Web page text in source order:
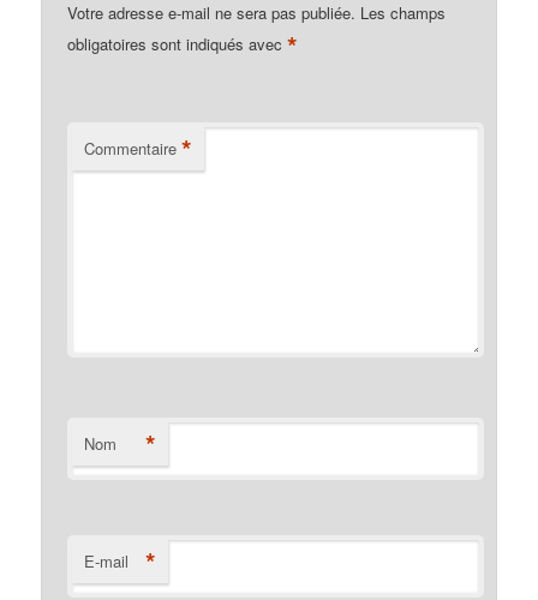
Votre adresse e-mail ne sera pas publiée. Les champs
obligatoires sont indiqués avec*
Commentaire *
Nom *
E-mail *